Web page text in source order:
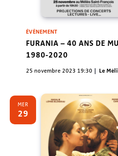
ÉVÈNEMENT
FURANIA – 40 ANS DE
1980-2020
25 novembre 2023 19:30 Le
MER
29